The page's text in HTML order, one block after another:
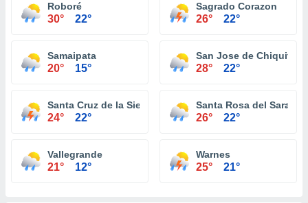
Roboré
30° 22°
Sagrado Corazon
26° 22°
Samaipata
20° 15°
San Jose de Chiquitos
28° 22°
Santa Cruz de la Sierra
24° 22°
Santa Rosa del Sara
26° 22°
Vallegrande
21° 12°
Warnes
25° 21°